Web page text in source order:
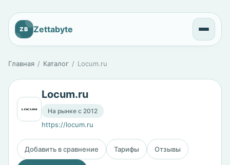
ZB Zettabyte
Главная Каталог Locum.ru
Locum.ru
На рынке с 2012
https://locum.ru
Добавить в сравнение Тарифы Отзывы